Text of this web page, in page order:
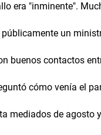
era "inminente".
un
buenos contactos
cómo venía el
mediados de agosto